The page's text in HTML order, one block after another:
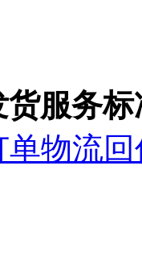
服务标
物流